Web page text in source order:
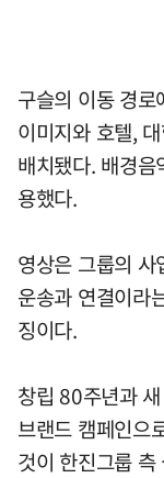
구슬의 이동 경
이미지와 호텔,
배치됐다. 배경
용했다.
영상은 그룹의
운송과 연결이라
징이다.
창립 80주년과
브랜드 캠페인으
것이 한진그룹 측